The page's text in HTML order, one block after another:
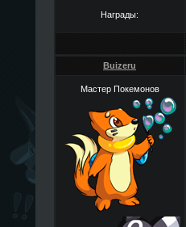
Награды:
Buizeru
Мастер Покемонов